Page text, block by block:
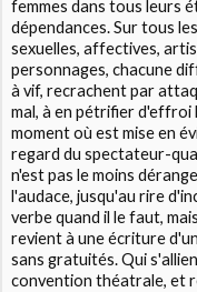
femmes dans tous leurs
dépendances. Sur tous
sexuelles, affectives,
personnages, chacune
à vif, recrachent par
mal, à en pétrifier d'effroi
moment où est mise en
regard du spectateur-
n'est pas le moins
l'audace, jusqu'au rire
verbe quand il le faut,
revient à une écriture
sans gratuités. Qui
convention théatrale, et